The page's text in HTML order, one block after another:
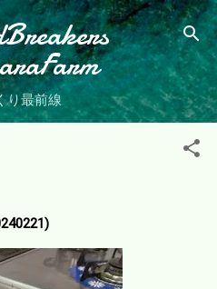
コンテンツに移動
り最前線